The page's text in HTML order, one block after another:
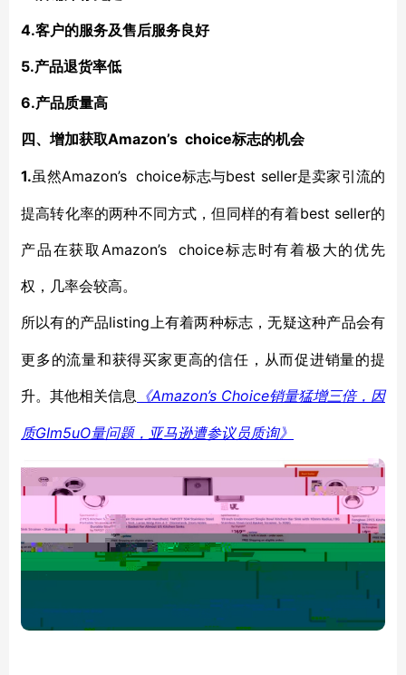
4.客户的服务及售后服务良好
5.产品退货率低
6.产品质量高
四、增加获取Amazon’s choice标志的机会
1.虽然Amazon’s choice标志与best seller是卖家引流的
提高转化率的两种不同方式，但同样的有着best seller的
产品在获取Amazon’s choice标志时有着极大的优先
权，几率会较高。
所以有的产品listing上有着两种标志，无疑这种产品会有
更多的流量和获得买家更高的信任，从而促进销量的提
升。其他相关信息 《Amazon’s Choice销量猛增三倍，因
质GIm5uO量问题，亚马逊遭参议员质询》